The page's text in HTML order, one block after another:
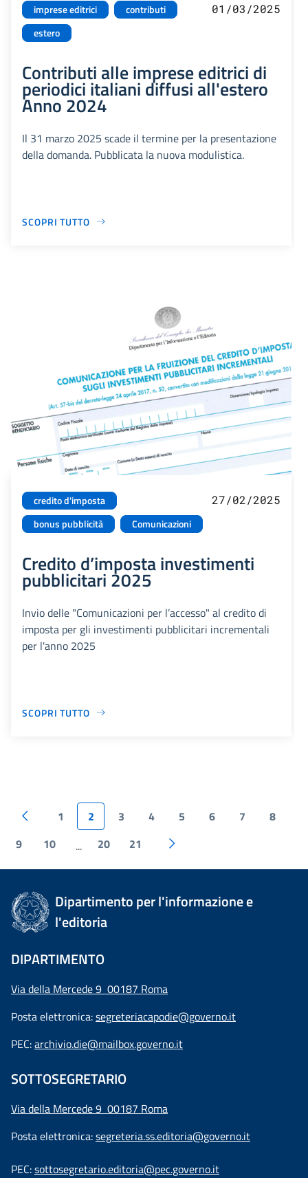
imprese editrici
contributi
estero
01/03/2025
Contributi alle imprese editrici di
periodici italiani diffusi all'estero
Anno 2024
Il 31 marzo 2025 scade il termine per la presentazione
della domanda. Pubblicata la nuova modulistica.
SCOPRI TUTTO
credito d'imposta
bonus pubblicità
Comunicazioni
27/02/2025
Credito d’imposta investimenti
pubblicitari 2025
Invio delle "Comunicazioni per l’accesso" al credito di
imposta per gli investimenti pubblicitari incrementali
per l'anno 2025
SCOPRI TUTTO
1 2 3 4 5 6 7
8
9
10 ... 20 21
Dipartimento per l'informazione e
l'editoria
DIPARTIMENTO
Via della Mercede 9 00187 Roma
Posta elettronica:segreteriacapodie@governo.it
PEC:archivio.die@mailbox.governo.it
SOTTOSEGRETARIO
Via della Mercede 9 00187 Roma
Posta elettronica:segreteria.ss.editoria@governo.it
PEC:sottosegretario.editoria@pec.governo.it